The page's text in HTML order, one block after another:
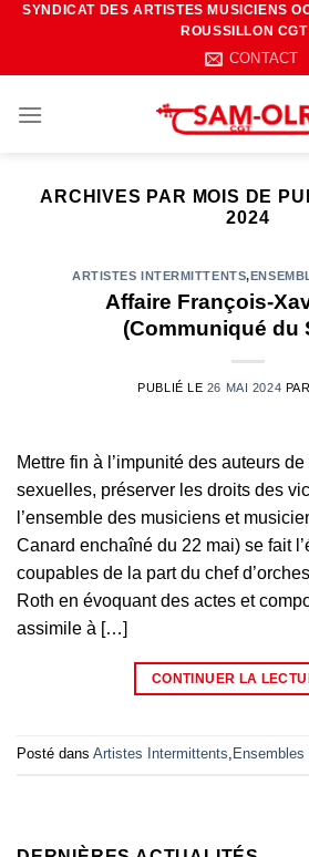
Passer
SYNDICAT DES ARTISTES MUSICIENS
ROUSSILLON CGT
CONTACT
ARCHIVES PAR MOIS DE
2024
ARTISTES INTERMITTENTS,
Affaire François-
(Communiqué du
PUBLIÉ LE 26 MAI 2024 PAR
Mettre fin à l’impunité des auteurs
sexuelles, préserver les droits des
l’ensemble des musiciens et
Canard enchaîné du 22 mai) se fait
coupables de la part du chef
Roth en évoquant des actes et
assimile à […]
CONTINUER LA
Posté dans Artistes Intermittents Ensembles